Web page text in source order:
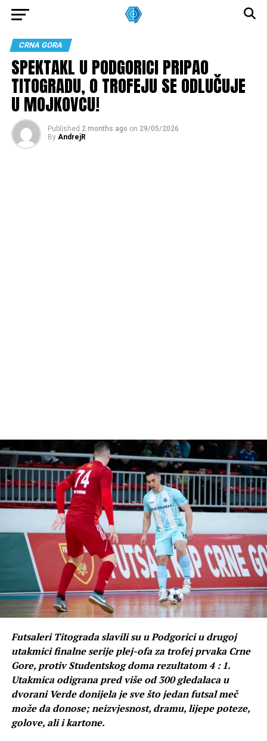
CRNA GORA
SPEKTAKL U PODGORICI PRIPAO
TITOGRADU, O TROFEJU SE ODLUČUJE
U MOJKOVCU!
Published 2 months ago on 29/05/2026
By AndrejR
Futsaleri Titograda slavili su uPodgoriciu drugoj
utakmici finalne serije plej-ofa za trofej prvaka Crne
Gore, protiv Studentskog doma rezultatom 4 : 1.
Utakmica odigrana pred više od 300 gledalaca u
dvorani Verde donijela je sve što jedan futsal meč
može da donose; neizvjesnost, dramu, lijepe poteze,
golove, ali i kartone.